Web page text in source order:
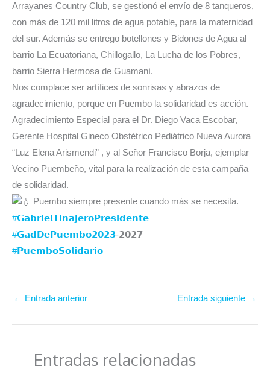
Arrayanes Country Club, se gestionó el envío de 8 tanqueros,
con más de 120 mil litros de agua potable, para la maternidad
del sur. Además se entrego botellones y Bidones de Agua al
barrio La Ecuatoriana, Chillogallo, La Lucha de los Pobres,
barrio Sierra Hermosa de Guamaní.
Nos complace ser artífices de sonrisas y abrazos de
agradecimiento, porque en Puembo la solidaridad es acción.
Agradecimiento Especial para el Dr. Diego Vaca Escobar,
Gerente Hospital Gineco Obstétrico Pediátrico Nueva Aurora
“Luz Elena Arismendi” , y al Señor Francisco Borja, ejemplar
Vecino Puembeño, vital para la realización de esta campaña
de solidaridad.
Puembo siempre presente cuando más se necesita.
#𝗚𝗮𝗯𝗿𝗶𝗲𝗹𝗧𝗶𝗻𝗮𝗷𝗲𝗿𝗼𝗣𝗿𝗲𝘀𝗶𝗱𝗲𝗻𝘁𝗲
#𝗚𝗮𝗱𝗗𝗲𝗣𝘂𝗲𝗺𝗯𝗼𝟮𝟬𝟮𝟯-𝟮𝟬𝟮𝟳⁣⁣⁣⁣⁣
#𝗣𝘂𝗲𝗺𝗯𝗼𝗦𝗼𝗹𝗶𝗱𝗮𝗿𝗶𝗼
← Entrada anterior Entrada siguiente →
Entradas relacionadas